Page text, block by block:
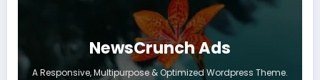
NewsCrunch Ads
A Responsive, Multipurpose & Optimized Wordpress Theme.